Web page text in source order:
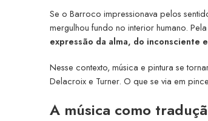
Se o Barroco impressionava pelos
mergulhou fundo no interior humano.
expressão da alma, do inconsciente
Nesse contexto, música e pintura se
Delacroix e Turner. O que se via em
A música como